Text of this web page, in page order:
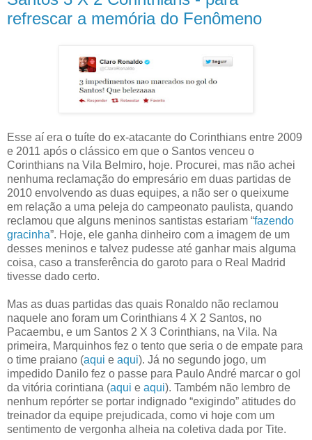
refrescar a memória do Fenômeno
Esse aí era o tuíte do ex-atacante do Corinthians entre 2009
e 2011 após o clássico em que o Santos venceu o
Corinthians na Vila Belmiro, hoje. Procurei, mas não achei
nenhuma reclamação do empresário em duas partidas de
2010 envolvendo as duas equipes, a não ser o queixume
em relação a uma peleja do campeonato paulista, quando
reclamou que alguns meninos santistas estariam “fazendo
gracinha”. Hoje, ele ganha dinheiro com a imagem de um
desses meninos e talvez pudesse até ganhar mais alguma
coisa, caso a transferência do garoto para o Real Madrid
tivesse dado certo.
Mas as duas partidas das quais Ronaldo não reclamou
naquele ano foram um Corinthians 4 X 2 Santos, no
Pacaembu, e um Santos 2 X 3 Corinthians, na Vila. Na
primeira, Marquinhos fez o tento que seria o de empate para
o time praiano (aqui e aqui). Já no segundo jogo, um
impedido Danilo fez o passe para Paulo André marcar o gol
da vitória corintiana (aqui e aqui). Também não lembro de
nenhum repórter se portar indignado “exigindo” atitudes do
treinador da equipe prejudicada, como vi hoje com um
sentimento de vergonha alheia na coletiva dada por Tite.